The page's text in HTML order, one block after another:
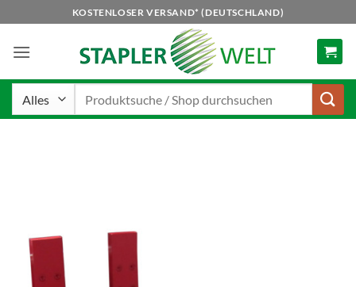
Inhalt
springen
KOSTENLOSER VERSAND* (DEUTSCHLAND)